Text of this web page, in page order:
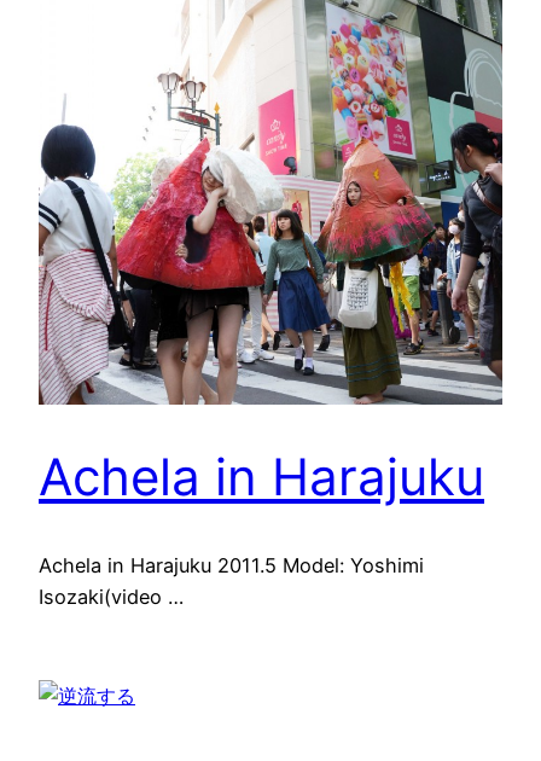
Achela in Harajuku
Achela in Harajuku 2011.5 Model: Yoshimi
Isozaki(video …